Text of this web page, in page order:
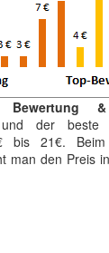
&
und der
bis 21€. Beim
man den Preis